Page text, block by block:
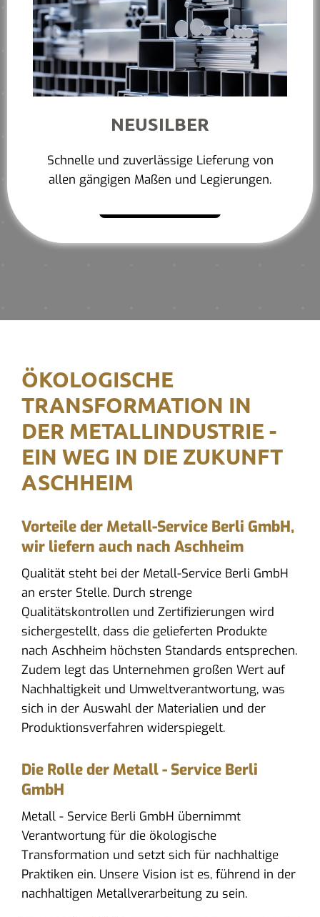
NEUSILBER
Schnelle und zuverlässige Lieferung von
allen gängigen Maßen und Legierungen.
ÖKOLOGISCHE
TRANSFORMATION IN
DER METALLINDUSTRIE -
EIN WEG IN DIE ZUKUNFT
ASCHHEIM
Vorteile der Metall-Service Berli GmbH,
wir liefern auch nach Aschheim
Qualität steht bei der Metall-Service Berli GmbH
an erster Stelle. Durch strenge
Qualitätskontrollen und Zertifizierungen wird
sichergestellt, dass die gelieferten Produkte
nach Aschheim höchsten Standards entsprechen.
Zudem legt das Unternehmen großen Wert auf
Nachhaltigkeit und Umweltverantwortung, was
sich in der Auswahl der Materialien und der
Produktionsverfahren widerspiegelt.
Die Rolle der Metall - Service Berli
GmbH
Metall - Service Berli GmbH übernimmt
Verantwortung für die ökologische
Transformation und setzt sich für nachhaltige
Praktiken ein. Unsere Vision ist es, führend in der
nachhaltigen Metallverarbeitung zu sein.